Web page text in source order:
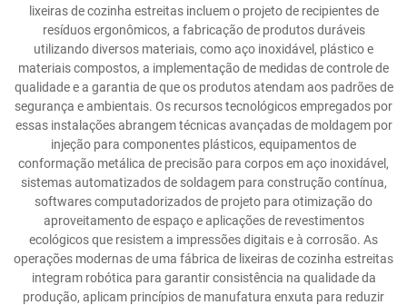
lixeiras de cozinha estreitas incluem o projeto de recipientes de
resíduos ergonômicos, a fabricação de produtos duráveis
utilizando diversos materiais, como aço inoxidável, plástico e
materiais compostos, a implementação de medidas de controle de
qualidade e a garantia de que os produtos atendam aos padrões de
segurança e ambientais. Os recursos tecnológicos empregados por
essas instalações abrangem técnicas avançadas de moldagem por
injeção para componentes plásticos, equipamentos de
conformação metálica de precisão para corpos em aço inoxidável,
sistemas automatizados de soldagem para construção contínua,
softwares computadorizados de projeto para otimização do
aproveitamento de espaço e aplicações de revestimentos
ecológicos que resistem a impressões digitais e à corrosão. As
operações modernas de uma fábrica de lixeiras de cozinha estreitas
integram robótica para garantir consistência na qualidade da
produção, aplicam princípios de manufatura enxuta para reduzir